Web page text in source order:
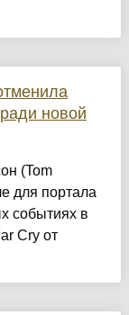
новой
(Tom
для портала
событиях в
Cry от